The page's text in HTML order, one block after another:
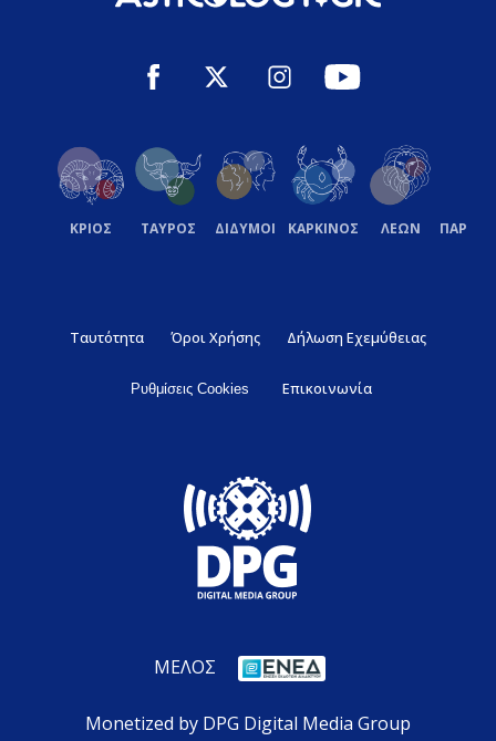
ΚΡΙΟΣ ΤΑΥΡΟΣ ΔΙΔΥΜΟΙ ΚΑΡΚΙΝΟΣ ΛΕΩΝ
Ταυτότητα Όροι Χρήσης Δήλωση Εχεμύθειας
Ρυθμίσεις Cookies Επικοινωνία
ΜΕΛΟΣ
Monetized by DPG Digital Media Group